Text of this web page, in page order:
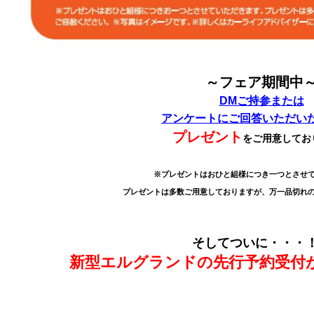
～フェア期間中
DMご持参または
アンケートにご回答いただい
プレゼント をご用意してお
※プレゼントはおひと組様につき一つとさせ
プレゼントは多数ご用意しておりますが、万一品切れ
そしてついに・・・
新型エルグランドの先行予約受付